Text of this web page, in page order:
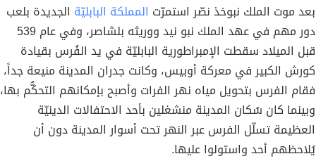
بعد موت الملك نبوخذ نصّر استمرّت المملكة البابليّة الجديدة بلعب
دور مهم في عهد الملك نبو نيد ووريثه بلشاصر، وفي عام 539
قبل الميلاد سقطت الإمبراطورية البابليّة في يد الفُرس بقيادة
كورش الكبير في معركة أوبيس، وكانت جدران المدينة منيعة جداً،
فقام الفرس بتحويل مياه نهر الفرات وأصبح بإمكانهم التحكُّم بها،
وبينما كان سُكان المدينة منشغلين بأحد الاحتفالات الدينيّة
العظيمة تسلّل الفرس عبر النهر تحت أسوار المدينة دون أن
يُلاحظهم أحد واستولوا عليها.